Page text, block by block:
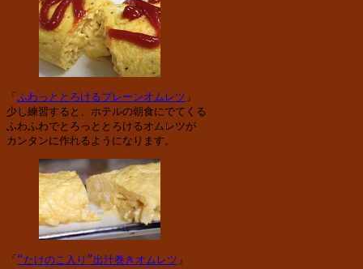
「ふわっととろけるプレーンオムレツ 」
少し練習すると、ホテルの朝食にでてくる
ふわふわでとろっととろけるオムレツが
カンタンに作れるようになります。
「“たけのこ入り”出汁巻きオムレツ 」